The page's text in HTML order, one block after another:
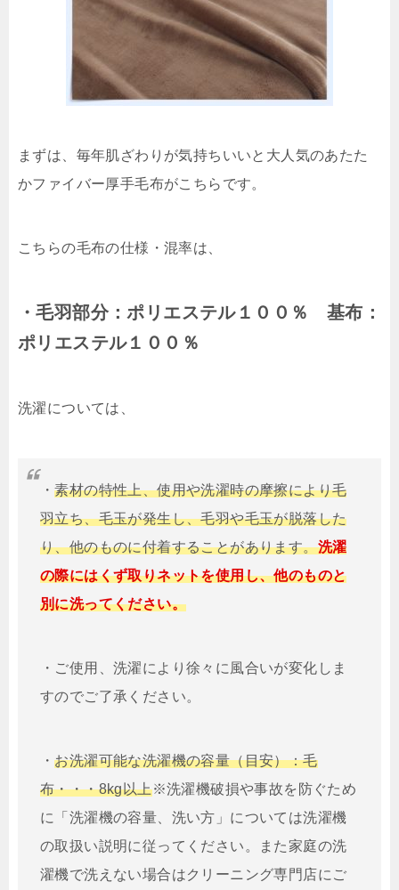
まずは、毎年肌ざわりが気持ちいいと大人気のあたた
かファイバー厚手毛布がこちらです。
こちらの毛布の仕様・混率は、
・毛羽部分：ポリエステル１００％ 基布：
ポリエステル１００％
洗濯については、
・素材の特性上、使用や洗濯時の摩擦により毛
羽立ち、毛玉が発生し、毛羽や毛玉が脱落した
り、他のものに付着することがあります。洗濯
の際にはくず取りネットを使用し、他のものと
別に洗ってください。
・ご使用、洗濯により徐々に風合いが変化しま
すのでご了承ください。
・お洗濯可能な洗濯機の容量（目安）：毛
布・・・8kg以上※洗濯機破損や事故を防ぐため
に「洗濯機の容量、洗い方」については洗濯機
の取扱い説明に従ってください。また家庭の洗
濯機で洗えない場合はクリーニング専門店にご